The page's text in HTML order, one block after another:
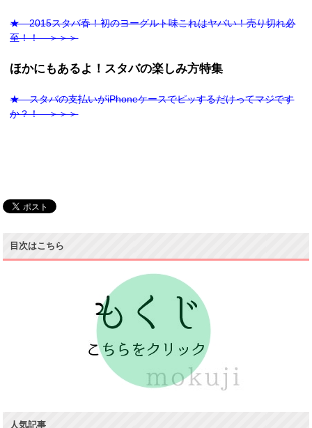
★ 2015スタバ春！初のヨーグルト味これはヤバい！売り切れ必
至！！ ＞＞＞
ほかにもあるよ！スタバの楽しみ方特集
★ スタバの支払いがiPhoneケースでピッするだけってマジです
か？！ ＞＞＞
目次はこちら
人気記事